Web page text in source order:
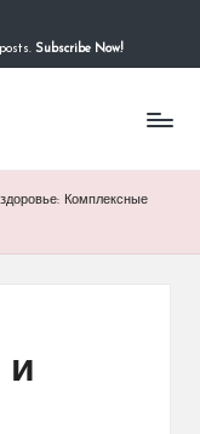
Subscribe Now!
Комплексные
и